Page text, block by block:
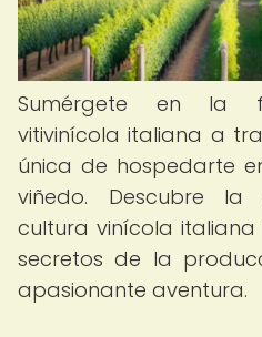
Sumérgete en la
vitivinícola italiana a
única de hospedarte
viñedo. Descubre
cultura vinícola
secretos de la
apasionante aventura.